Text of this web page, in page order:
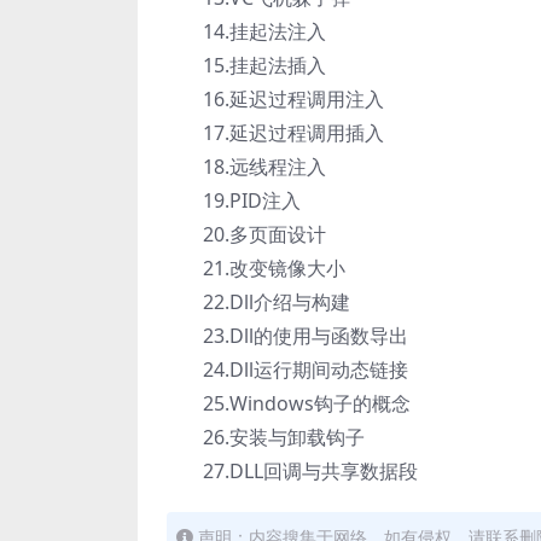
14.挂起法注入
15.挂起法插入
16.延迟过程调用注入
17.延迟过程调用插入
18.远线程注入
19.PID注入
20.多页面设计
21.改变镜像大小
22.Dll介绍与构建
23.Dll的使用与函数导出
24.Dll运行期间动态链接
25.Windows钩子的概念
26.安装与卸载钩子
27.DLL回调与共享数据段